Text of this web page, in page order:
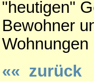
"heutigen"
Bewohner
Wohnungen
«« zurück